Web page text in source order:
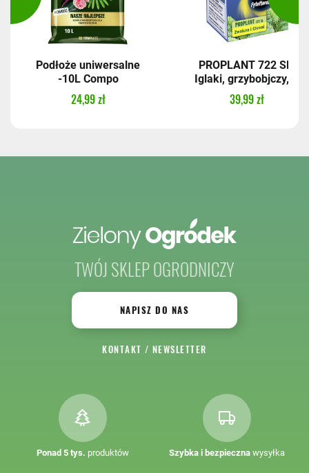
Podłoże uniwersalne
-10L Compo
24,99 zł
PROPLANT 722 SL,
Iglaki, grzybobjczy,...
39,99 zł
TWÓJ SKLEP OGRODNICZY
NAPISZ DO NAS
KONTAKT / NEWSLETTER
Ponad 5 tys. produktów Szybka i bezpiecznawysyłka